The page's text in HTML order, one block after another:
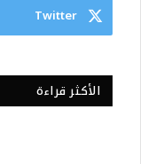
Twitter
الأكثر قراءة